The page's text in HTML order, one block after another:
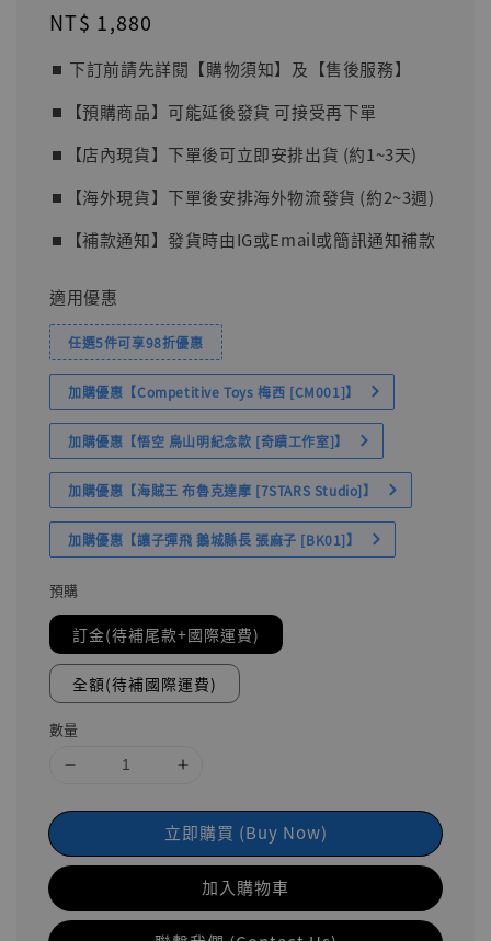
Regular
NT$ 1,880
⏹︎ 下訂前請先詳閱【購物須知】及【售後服務】
⏹︎【預購商品】可能延後發貨 可接受再下單
⏹︎【店內現貨】下單後可立即安排出貨 (約1~3天)
⏹︎【海外現貨】下單後安排海外物流發貨 (約2~3週)
⏹︎【補款通知】發貨時由IG或Email或簡訊通知補款
適用優惠
任選5件可享98折優惠
加購優惠【Competitive Toys 梅西 [CM001]】
加購優惠【悟空 鳥山明紀念款 [奇蹟工作室]】
加購優惠【海賊王 布魯克達摩 [7STARS Studio]】
加購優惠【讓子彈飛 鵝城縣長 張麻子 [BK01]】
預購
訂金(待補尾款+國際運費)
全額(待補國際運費)
數量
立即購買 (Buy Now)
加入購物車